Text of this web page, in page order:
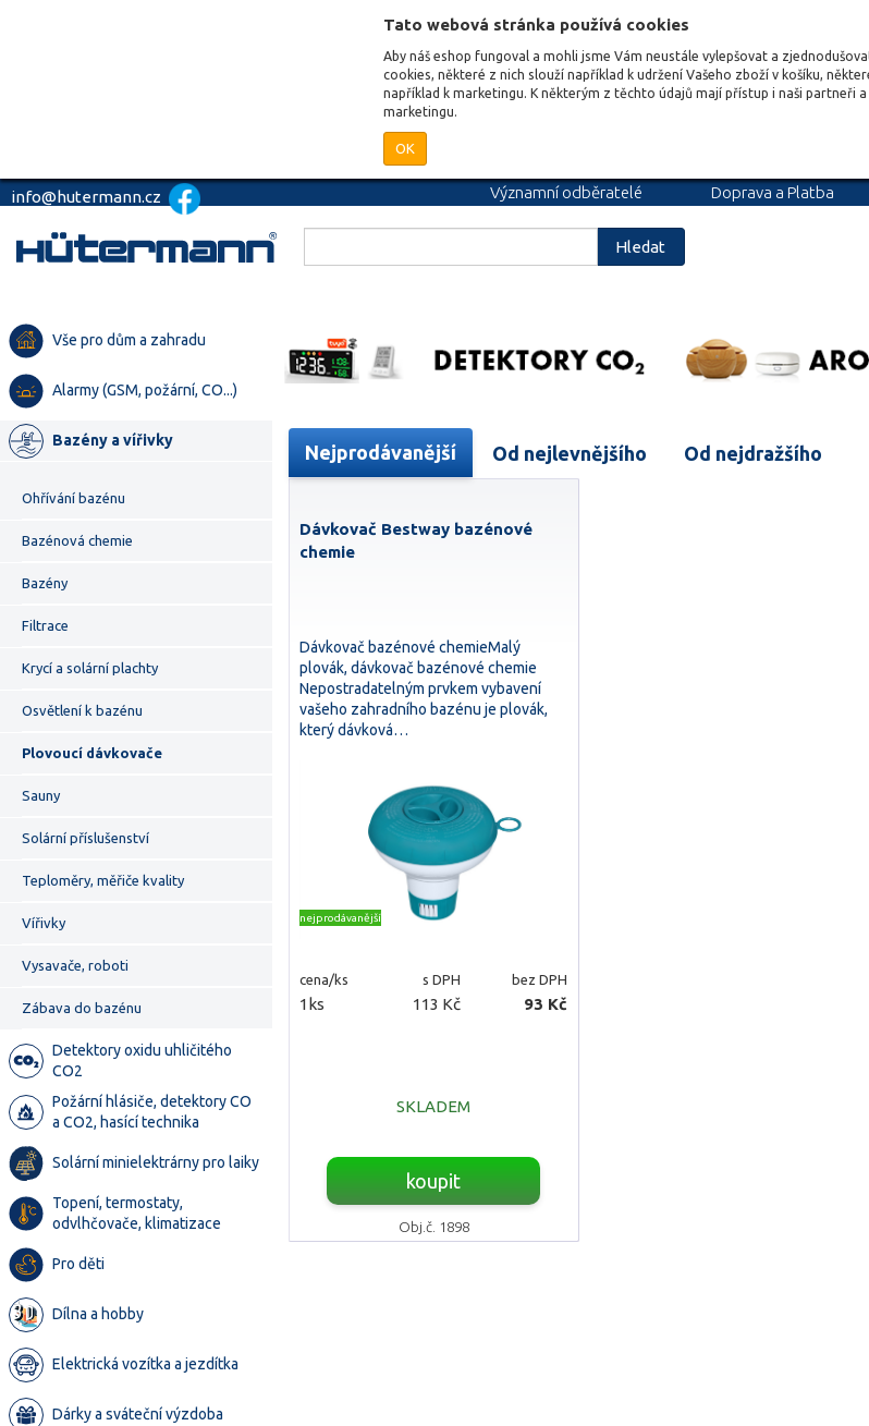
Tato webová stránka používá cookies
Aby náš eshop fungoval a mohli jsme Vám neustále vylepšovat a
cookies, některé z nich slouží například k udržení Vašeho zboží v košíku,
například k marketingu. K některým z těchto údajů mají přístup i naši partneři
marketingu.
OK
info@hutermann.cz Významní odběratelé Doprava a Platba
Hledat
Vše pro dům a zahradu
Alarmy (GSM, požární, CO...)
Bazény a vířivky
Ohřívání bazénu
Bazénová chemie
Bazény
Filtrace
Krycí a solární plachty
Osvětlení k bazénu
Plovoucí dávkovače
Sauny
Solární příslušenství
Teploměry, měřiče kvality
Vířivky
Vysavače, roboti
Zábava do bazénu
Detektory oxidu uhličitého
CO2
Požární hlásiče, detektory CO
a CO2, hasící technika
Solární minielektrárny pro laiky
Topení, termostaty,
odvlhčovače, klimatizace
Pro děti
Dílna a hobby
Elektrická vozítka a jezdítka
Dárky a sváteční výzdoba
Nejprodávanější Od nejlevnějšího Od nejdražšího
Dávkovač Bestway bazénové
chemie
Dávkovač bazénové chemieMalý
plovák, dávkovač bazénové chemie
Nepostradatelným prvkem vybavení
vašeho zahradního bazénu je plovák,
který dávková…
nejprodávanější
cena/ks s DPH bez DPH
1ks 113 Kč 93 Kč
SKLADEM
koupit
Obj.č. 1898